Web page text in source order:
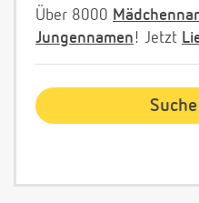
Über 8000
Jungennamen! Jetzt